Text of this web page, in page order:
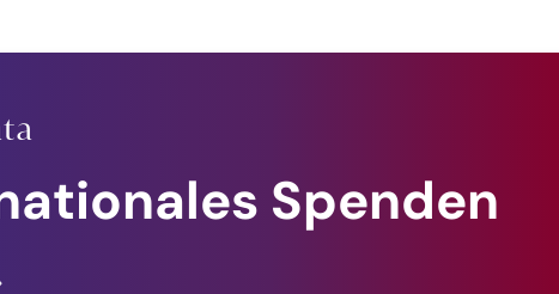
Spenden